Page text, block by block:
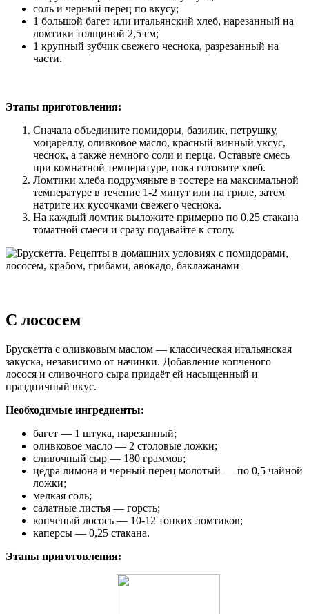
соль и черный перец по вкусу;
1 большой багет или итальянский хлеб, нарезанный на
ломтики толщиной 2,5 см;
1 крупный зубчик свежего чеснока, разрезанный на
части.
Этапы приготовления:
Сначала объедините помидоры, базилик, петрушку,
моцареллу, оливковое масло, красный винный уксус,
чеснок, а также немного соли и перца. Оставьте смесь
при комнатной температуре, пока готовите хлеб.
Ломтики хлеба подрумяньте в тостере на максимальной
температуре в течение 1-2 минут или на гриле, затем
натрите их кусочками свежего чеснока.
На каждый ломтик выложите примерно по 0,25 стакана
томатной смеси и сразу подавайте к столу.
С лососем
Брускетта с оливковым маслом — классическая итальянская
закуска, независимо от начинки. Добавление копченого
лосося и сливочного сыра придаёт ей насыщенный и
праздничный вкус.
Необходимые ингредиенты:
багет — 1 штука, нарезанный;
оливковое масло — 2 столовые ложки;
сливочный сыр — 180 граммов;
цедра лимона и черный перец молотый — по 0,5 чайной
ложки;
мелкая соль;
салатные листья — горсть;
копченый лосось — 10-12 тонких ломтиков;
каперсы — 0,25 стакана.
Этапы приготовления: